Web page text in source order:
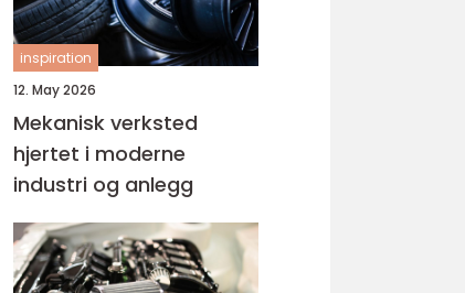
inspiration
12. May 2026
Mekanisk verksted
hjertet i moderne
industri og anlegg